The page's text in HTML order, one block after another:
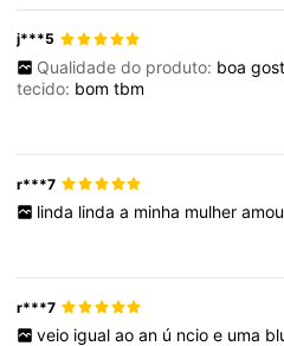
j***5
Qualidade do produto: boa
tecido: bomtbm
r***7
linda linda a minha mulher amou
r***7
veio igual ao an ú ncio e uma